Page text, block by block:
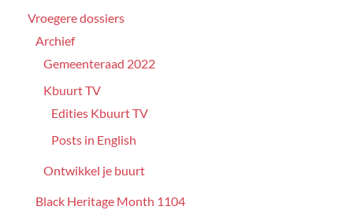
Vroegere dossiers
Archief
Gemeenteraad 2022
Kbuurt TV
Edities Kbuurt TV
Posts in English
Ontwikkel je buurt
Black Heritage Month 1104